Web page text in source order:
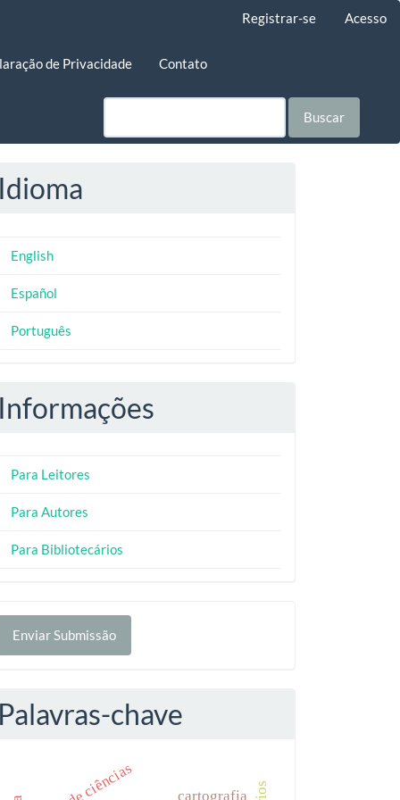
Registrar-se Acesso
de Privacidade Contato
Buscar
Idioma
English
Español
Português
Informações
Para Leitores
Para Autores
Para Bibliotecários
Enviar Submissão
Palavras-chave
cartografia